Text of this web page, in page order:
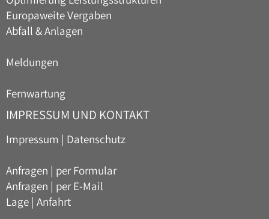
Europaweite Vergaben
Abfall & Anlagen
Meldungen
Fernwartung
IMPRESSUM UND KONTAKT
Impressum | Datenschutz
Anfragen | per Formular
Anfragen | per E-Mail
Lage | Anfahrt